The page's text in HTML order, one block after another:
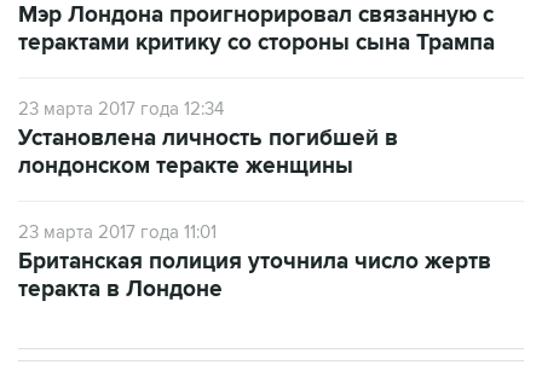
Мэр Лондона проигнорировал связанную с
терактами критику со стороны сына Трампа
23 марта 2017 года 12:34
Установлена личность погибшей в
лондонском теракте женщины
23 марта 2017 года 11:01
Британская полиция уточнила число жертв
теракта в Лондоне